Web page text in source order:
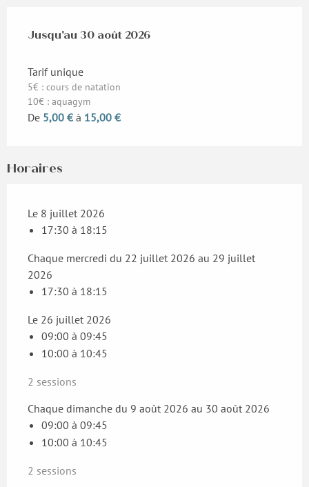
Du8 juillet 2026au30 août 2026
Jusqu'au 30 août 2026
Tarif unique
5€ : cours de natation
10€ : aquagym
De 5,00 € à 15,00 €
Horaires
Le 8 juillet 2026
17:30 à 18:15
Chaque mercredi du 22 juillet 2026 au 29 juillet
2026
17:30 à 18:15
Le 26 juillet 2026
09:00 à 09:45
10:00 à 10:45
2 sessions
Chaque dimanche du 9 août 2026 au 30 août 2026
09:00 à 09:45
10:00 à 10:45
2 sessions